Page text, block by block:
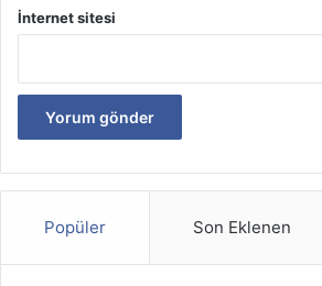
Demir Eksikliği
Demir Eksikliğinin
İnternet sitesi
Popüler Son Eklenen